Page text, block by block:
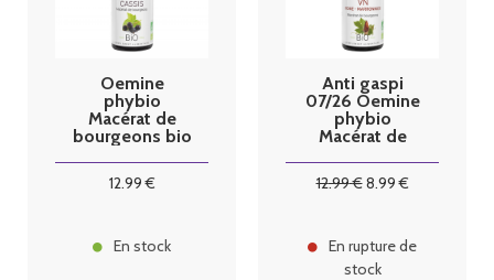
Oemine
phybio
Macérat de
bourgeons bio
12.99€
En stock
Anti gaspi
07/26 Oemine
phybio
Macérat de
12.99€8.99€
En rupture de
stock